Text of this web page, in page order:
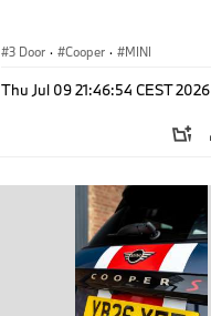
3 Door · Cooper · MINI
Thu Jul 09 21:46:54 CEST 2026